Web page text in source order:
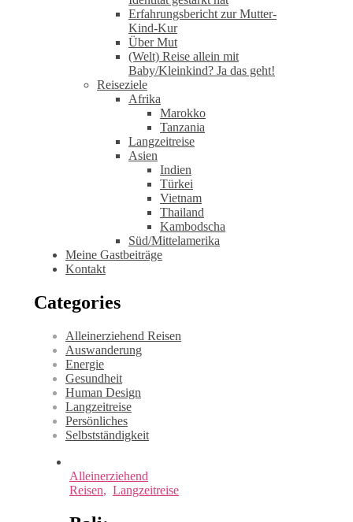
Erfahrungsbericht zur Mutter-
Kind-Kur
Über Mut
(Welt) Reise allein mit
Baby/Kleinkind? Ja das geht!
Reiseziele
Afrika
Marokko
Tanzania
Langzeitreise
Asien
Indien
Türkei
Vietnam
Thailand
Kambodscha
Süd/Mittelamerika
Meine Gastbeiträge
Kontakt
Categories
Alleinerziehend Reisen
Auswanderung
Energie
Gesundheit
Human Design
Langzeitreise
Persönliches
Selbstständigkeit
Alleinerziehend
Reisen, Langzeitreise